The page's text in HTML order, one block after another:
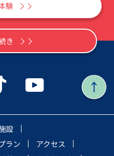
験
き
設
ラン
アクセス